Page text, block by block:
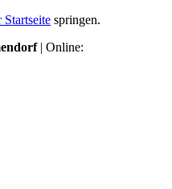
Startseite springen.
| Online: